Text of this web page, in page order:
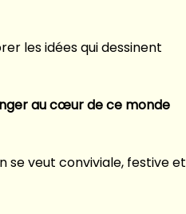
les idées qui dessinent
au cœur de ce monde
se veut conviviale, festive et